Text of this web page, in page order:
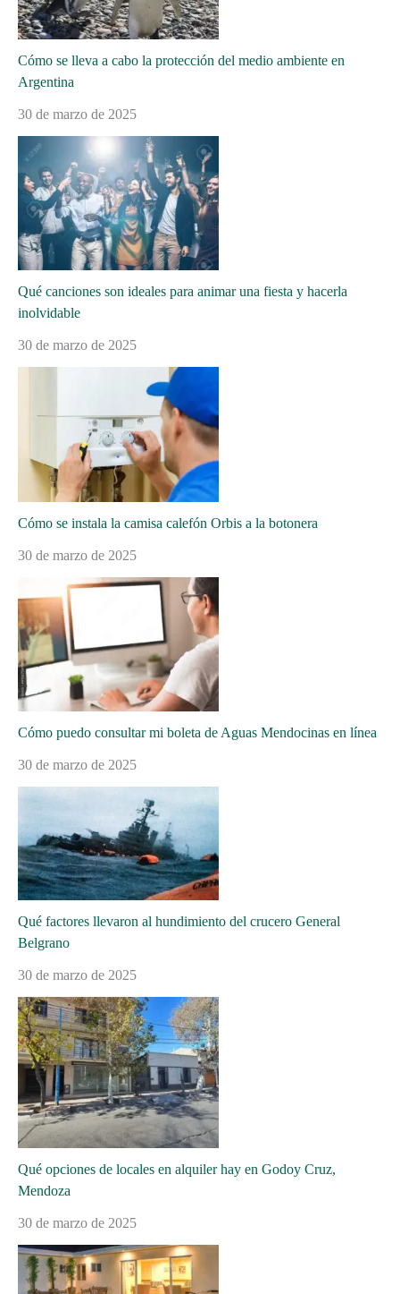
Cómo se lleva a cabo la protección del medio ambiente en
Argentina
30 de marzo de 2025
Qué canciones son ideales para animar una fiesta y hacerla
inolvidable
30 de marzo de 2025
Cómo se instala la camisa calefón Orbis a la botonera
30 de marzo de 2025
Cómo puedo consultar mi boleta de Aguas Mendocinas en línea
30 de marzo de 2025
Qué factores llevaron al hundimiento del crucero General
Belgrano
30 de marzo de 2025
Qué opciones de locales en alquiler hay en Godoy Cruz,
Mendoza
30 de marzo de 2025